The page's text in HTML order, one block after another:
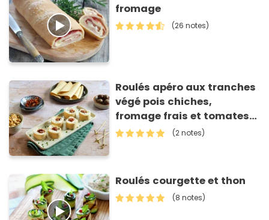
fromage
(26 notes)
Roulés apéro aux tranches
végé pois chiches,
fromage frais et tomates
séchées
(2 notes)
Roulés courgette et thon
(8 notes)